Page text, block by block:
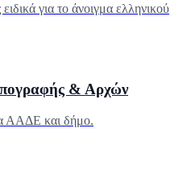
για το άνοιγμα ελληνικού
& Αρχών
ΑΑΔΕ και δήμο.